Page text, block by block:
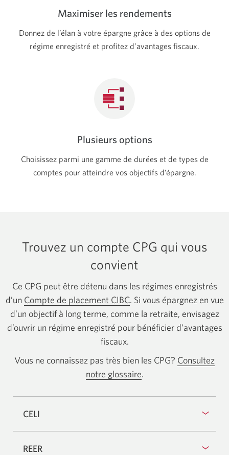
Maximiser les rendements
Donnez de l’élan à votre épargne grâce à des options de
régime enregistré et profitez d’avantages fiscaux.
Plusieurs options
Choisissez parmi une gamme de durées et de types de
comptes pour atteindre vos objectifs d’épargne.
Trouvez un compte CPG qui vous
convient
Ce CPG peut être détenu dans les régimes enregistrés
d’un Compte de placement CIBC. Si vous épargnez en vue
d’un objectif à long terme, comme la retraite, envisagez
d’ouvrir un régime enregistré pour bénéficier d’avantages
fiscaux.
Vous ne connaissez pas très bien les CPG? Consultez
notre glossaire.
CELI
REER